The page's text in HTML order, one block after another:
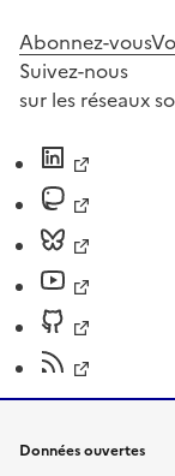
Abonnez-vous
Suivez-nous
sur les réseaux
Données ouvertes